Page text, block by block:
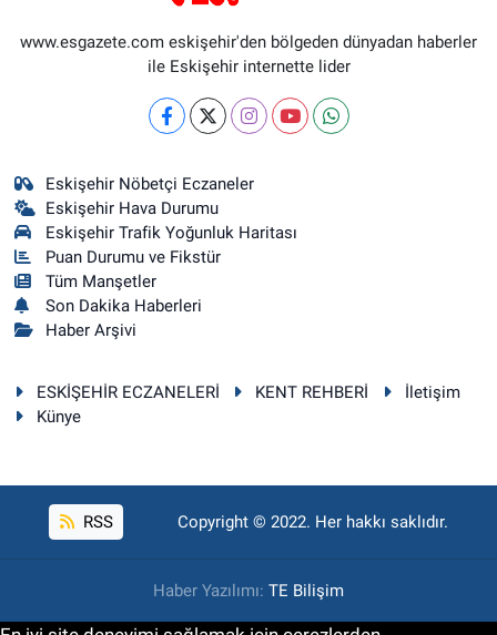
www.esgazete.com eskişehir'den bölgeden dünyadan haberler
ile Eskişehir internette lider
Eskişehir Nöbetçi Eczaneler
Eskişehir Hava Durumu
Eskişehir Trafik Yoğunluk Haritası
Puan Durumu ve Fikstür
Tüm Manşetler
Son Dakika Haberleri
Haber Arşivi
ESKİŞEHİR ECZANELERİ KENT REHBERİ
İletişim
Künye
RSS Copyright © 2022. Her hakkı saklıdır.
Haber Yazılımı: TE Bilişim